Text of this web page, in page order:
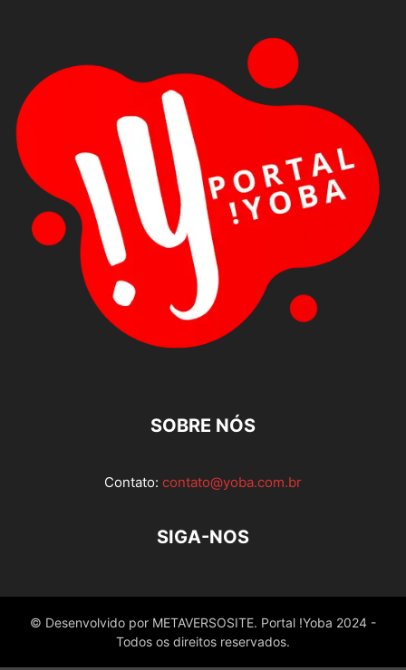
SOBRE NÓS
Contato: contato@yoba.com.br
SIGA-NOS
© Desenvolvido por METAVERSOSITE. Portal !Yoba 2024 -
Todos os direitos reservados.